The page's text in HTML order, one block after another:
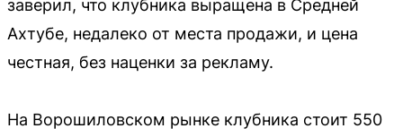
заверил, что клубника выращена в Средней
Ахтубе, недалеко от места продажи, и цена
честная, без наценки за рекламу.
На Ворошиловском рынке клубника стоит 550